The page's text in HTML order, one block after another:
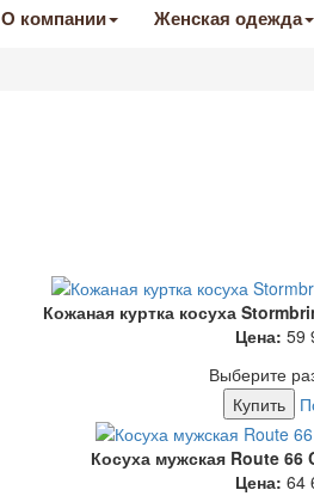
О компании Женская одежда
Кожаная куртка косуха
Цена: 59
Выберите
Купить
Косуха мужская Route
Цена: 64